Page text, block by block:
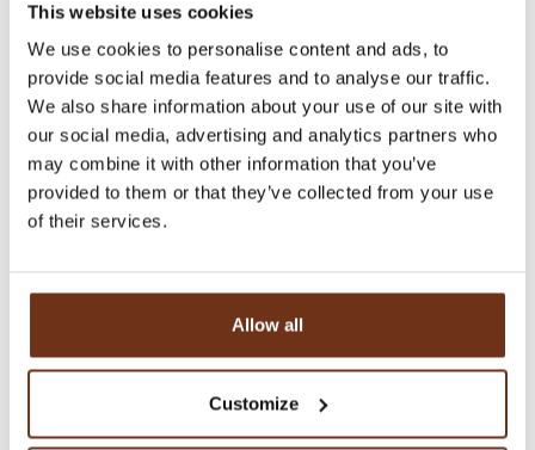
This website uses cookies
We use cookies to personalise content and ads, to
provide social media features and to analyse our traffic.
We also share information about your use of our site with
our social media, advertising and analytics partners who
may combine it with other information that you’ve
provided to them or that they’ve collected from your use
of their services.
Allow all
Customize
PARTENAIRES ÉCONOMIQUES